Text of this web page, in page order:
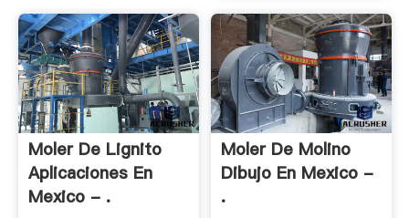
Moler De Lignito
Aplicaciones En
Mexico - .
Moler De Molino
Dibujo En Mexico -
.